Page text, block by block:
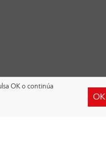
OK o continúa
OK